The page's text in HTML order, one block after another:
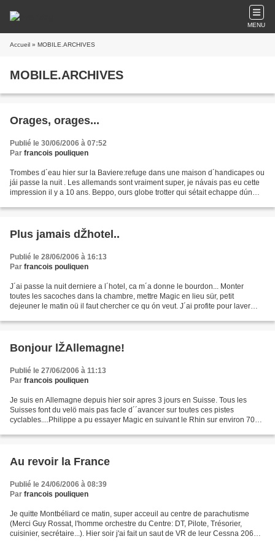
MENU
Accueil » MOBILE.ARCHIVES
MOBILE.ARCHIVES
Orages, orages...
Publié le 30/06/2006 à 07:52
Par francois pouliquen
Trombes d´eau hier sur la Baviere:refuge dans une maison d´handicapes ou
jái passe la nuit . Les allemands sont vraiment super, je návais pas eu cette
impression il y a 10 ans. Beppo, ours globe trotter qui sétait echappe dún
Plus jamais dŽhotel..
Publié le 28/06/2006 à 16:13
Par francois pouliquen
J´ai passe la nuit derniere a l´hotel, ca m´a donne le bourdon... Monter
toutes les sacoches dans la chambre, mettre Magic en lieu sür, petit
dejeuner le matin oü il faut chercher ce qu ón veut. J´ai profite pour laver
Bonjour lŽAllemagne!
Publié le 27/06/2006 à 11:13
Par francois pouliquen
Je suis en Allemagne depuis hier soir apres 3 jours en Suisse. Tous les
Suisses font du velö mais pas facle d´´avancer sur toutes ces pistes
cyclables....Philippe a pu essayer Magic en suivant le Rhin sur environ 70
Au revoir la France
Publié le 24/06/2006 à 08:39
Par francois pouliquen
Je quitte Montbéliard ce matin, super acceuil au centre de parachutisme
(Merci Guy Rossat, l'homme orchestre du Centre: DT, Pilote, Trésorier,
cuisinier, secrétaire...). Hier soir j'ai fait un saut de VR de leur Cessna 206